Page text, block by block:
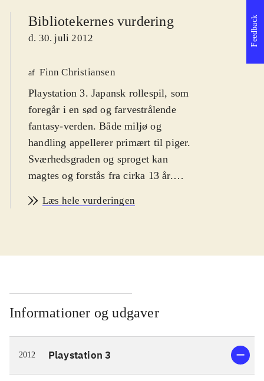
Bibliotekernes vurdering
d. 30. juli 2012
af Finn Christiansen
Playstation 3. Japansk rollespil, som
foregår i en sød og farvestrålende
fantasy-verden. Både miljø og
handling appellerer primært til piger.
Sværhedsgraden og sproget kan
magtes og forstås fra cirka 13 år.
og grimt sprog. Ikonerne er i dén
Atelier-serie, og det tredje som er
Gameplay er i store træk meget
lignende forgængeren i serien,
Atelier Totori - the adventurer of
Arland. Hovedpersonen i
nærværende spil er prinsessen
Meruru, som egentlig ikke gider være
Læs hele vurderingen
Informationer og udgaver
2012 Playstation 3
Feedback